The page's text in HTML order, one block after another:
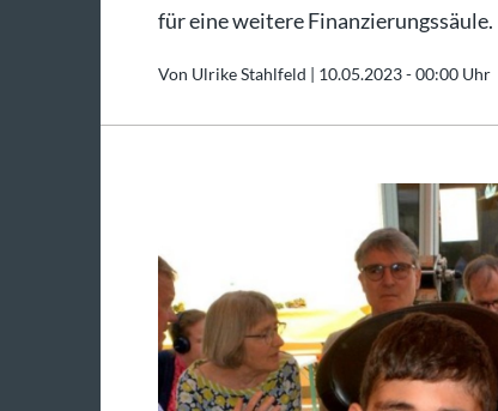
für eine weitere Finanzierungssäule.
Von Ulrike Stahlfeld | 10.05.2023 - 00:00 Uhr